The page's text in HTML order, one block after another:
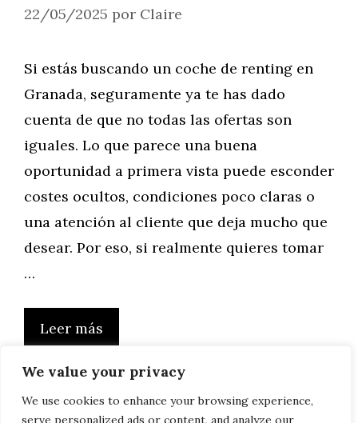
We value your privacy
We use cookies to enhance your browsing experience,
serve personalized ads or content, and analyze our
22/05/2025 por Claire
Si estás buscando un coche de renting en
Granada, seguramente ya te has dado
cuenta de que no todas las ofertas son
iguales. Lo que parece una buena
oportunidad a primera vista puede esconder
costes ocultos, condiciones poco claras o
una atención al cliente que deja mucho que
desear. Por eso, si realmente quieres tomar
…
Leer más